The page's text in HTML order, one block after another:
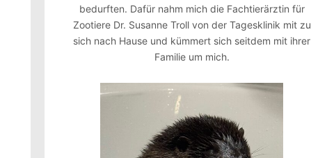
bedurften. Dafür nahm mich die Fachtierärztin für
Zootiere Dr. Susanne Troll von der Tagesklinik mit zu
sich nach Hause und kümmert sich seitdem mit ihrer
Familie um mich.